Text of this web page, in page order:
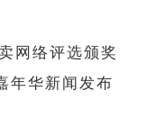
网络评选颁奖
年华新闻发布